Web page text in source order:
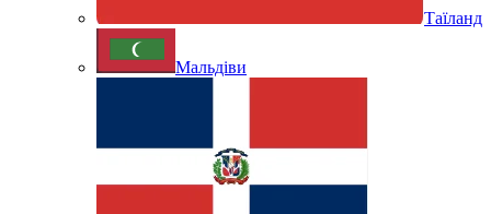
Таїланд
Мальдіви